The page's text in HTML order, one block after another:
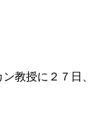
教授に２７日、